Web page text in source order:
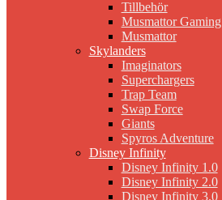
Tillbehör
Musmattor Gaming
Musmattor
Skylanders
Imaginators
Superchargers
Trap Team
Swap Force
Giants
Spyros Adventure
Disney Infinity
Disney Infinity 1.0
Disney Infinity 2.0
Disney Infinity 3.0